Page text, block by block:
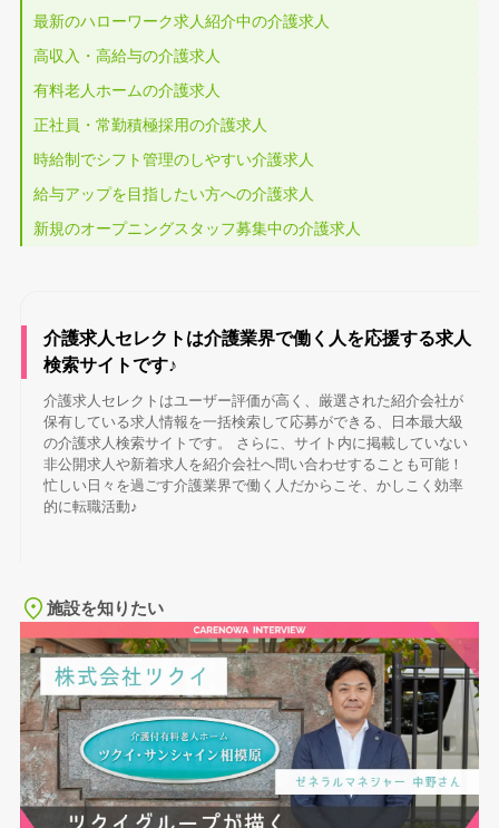
最新のハローワーク求人紹介中の介護求人
高収入・高給与の介護求人
有料老人ホームの介護求人
正社員・常勤積極採用の介護求人
時給制でシフト管理のしやすい介護求人
給与アップを目指したい方への介護求人
新規のオープニングスタッフ募集中の介護求人
介護求人セレクトは介護業界で働く人を応援する求人
検索サイトです♪
介護求人セレクトはユーザー評価が高く、厳選された紹介会社が
保有している求人情報を一括検索して応募ができる、日本最大級
の介護求人検索サイトです。 さらに、サイト内に掲載していない
非公開求人や新着求人を紹介会社へ問い合わせすることも可能！
忙しい日々を過ごす介護業界で働く人だからこそ、かしこく効率
的に転職活動♪
施設を知りたい